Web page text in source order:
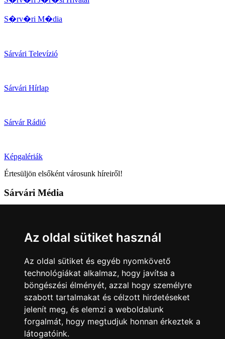
Az oldal sütiket használ
Az oldal sütiket és egyéb nyomkövető
technológiákat alkalmaz, hogy javítsa a
böngészési élményét, azzal hogy személyre
szabott tartalmakat és célzott hirdetéseket
jelenít meg, és elemzi a weboldalunk
forgalmát, hogy megtudjuk honnan érkeztek a
látogatóink.
S�rv�ri M�dia
Sárvári Televízió
Sárvári Hírlap
Sárvár Rádió
Képgalériák
Értesüljön elsőként városunk híreiről!
Sárvári Média
Kövess minket!
Sárvár lendületben Sárvár lendületben
Nyilatkozatok
Impresszum Felhasználási feltételek Adatkezelési tájékoztató
Akadálymentesítési nyilatkozat